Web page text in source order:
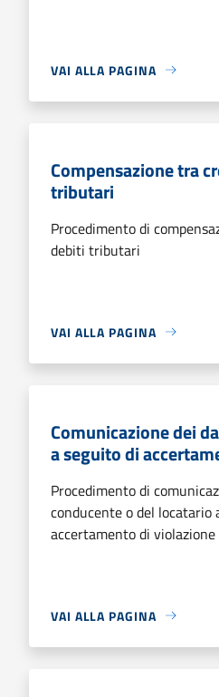
VAI ALLA PAGINA
Compensazione tra
tributari
Procedimento di
debiti tributari
VAI ALLA PAGINA
Comunicazione dei
a seguito di
Procedimento di
conducente o del locatario
accertamento di violazione
VAI ALLA PAGINA